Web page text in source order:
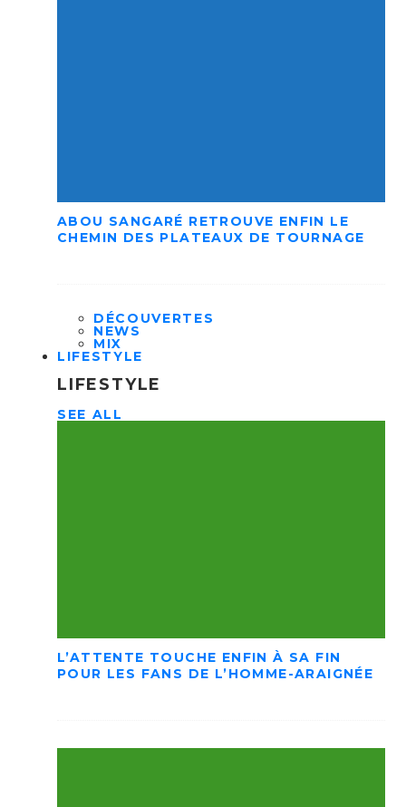
ABOU SANGARÉ RETROUVE ENFIN LE
CHEMIN DES PLATEAUX DE TOURNAGE
DÉCOUVERTES
NEWS
MIX
LIFESTYLE
LIFESTYLE
SEE ALL
L’ATTENTE TOUCHE ENFIN À SA FIN
POUR LES FANS DE L’HOMME-ARAIGNÉE